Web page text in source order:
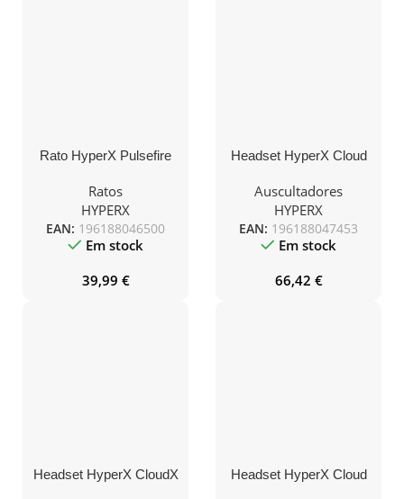
Rato HyperX Pulsefire
Branco/Rosa
Ratos
HYPERX
EAN: 196188046500
Em stock
39,99 €
Headset HyperX Cloud
PS5/PS4/PC Branco
Auscultadores
HYPERX
EAN: 196188047453
Em stock
66,42 €
Headset HyperX CloudX
Headset HyperX Cloud